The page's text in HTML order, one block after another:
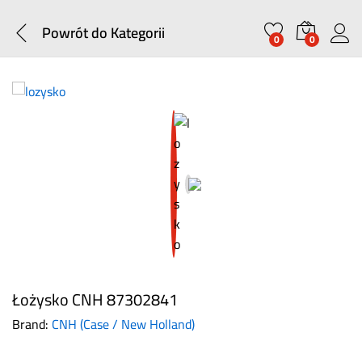
Powrót doKategorii 0 0
Łożysko CNH 87302841
Brand: CNH (Case / New Holland)